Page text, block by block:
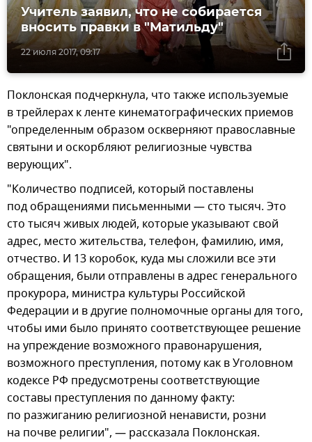
22 июля 2017, 09:17
Учитель заявил, что не собирается
вносить правки в "Матильду"
Поклонская подчеркнула, что также используемые
в трейлерах к ленте кинематографических приемов
"определенным образом оскверняют православные
святыни и оскорбляют религиозные чувства
верующих".
"Количество подписей, который поставлены
под обращениями письменными — сто тысяч. Это
сто тысяч живых людей, которые указывают свой
адрес, место жительства, телефон, фамилию, имя,
отчество. И 13 коробок, куда мы сложили все эти
обращения, были отправлены в адрес генерального
прокурора, министра культуры Российской
Федерации и в другие полномочные органы для того,
чтобы ими было принято соответствующее решение
на упреждение возможного правонарушения,
возможного преступления, потому как в Уголовном
кодексе РФ предусмотрены соответствующие
составы преступления по данному факту:
по разжиганию религиозной ненависти, розни
на почве религии", — рассказала Поклонская.